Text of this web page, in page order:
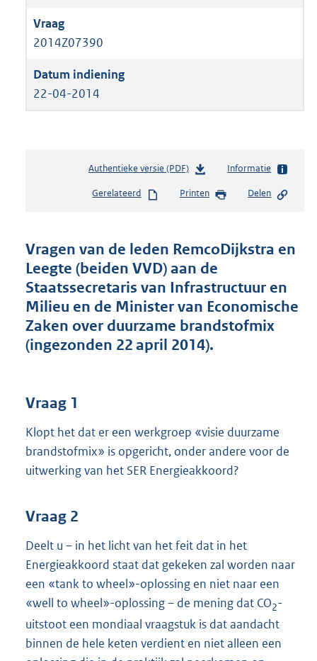
2014Z07390
22-04-2014
Authentieke versie (PDF)b
s
d
s
g
r
o
K
b
Informatie
Gerelateerd Printen Delen
Vragen van de leden RemcoDijkstra en
Leegte (beiden VVD) aan de
Staatssecretaris van Infrastructuur en
Milieu en de Minister van Economische
Zaken over duurzame brandstofmix
(ingezonden 22 april 2014).
Vraag 1
Klopt het dat er een werkgroep «visie duurzame
brandstofmix» is opgericht, onder andere voor de
uitwerking van het SER Energieakkoord?
Vraag 2
Deelt u – in het licht van het feit dat in het
Energieakkoord staat dat gekeken zal worden naar
een «tank to wheel»-oplossing en niet naar een
«well to wheel»-oplossing – de mening dat CO2-
uitstoot een mondiaal vraagstuk is dat aandacht
binnen de hele keten verdient en niet alleen een